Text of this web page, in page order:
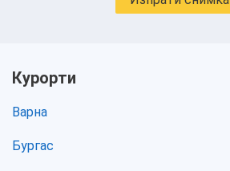
Курорти
Варна
Бургас